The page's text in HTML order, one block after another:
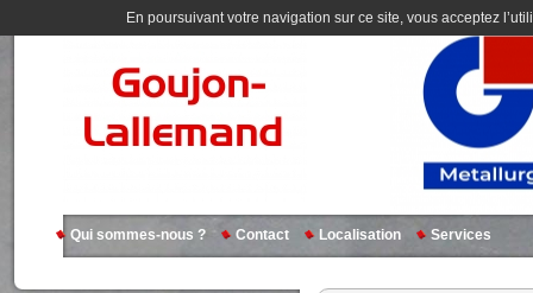
En poursuivant votre navigation sur ce site, vous acceptez
Qui sommes-nous ? Contact Localisation Services